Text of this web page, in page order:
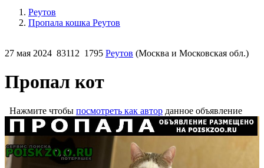
Реутов
Пропала кошка Реутов
27 мая 2024 83112 1795 Реутов (Москва и Московская обл.)
Пропал кот
Нажмите чтобы посмотреть как автор данное объявление